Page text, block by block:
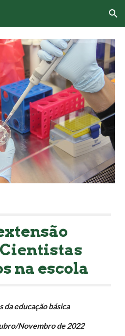
Skip to navigation
na escola
da educação básica
Novembro de 2022